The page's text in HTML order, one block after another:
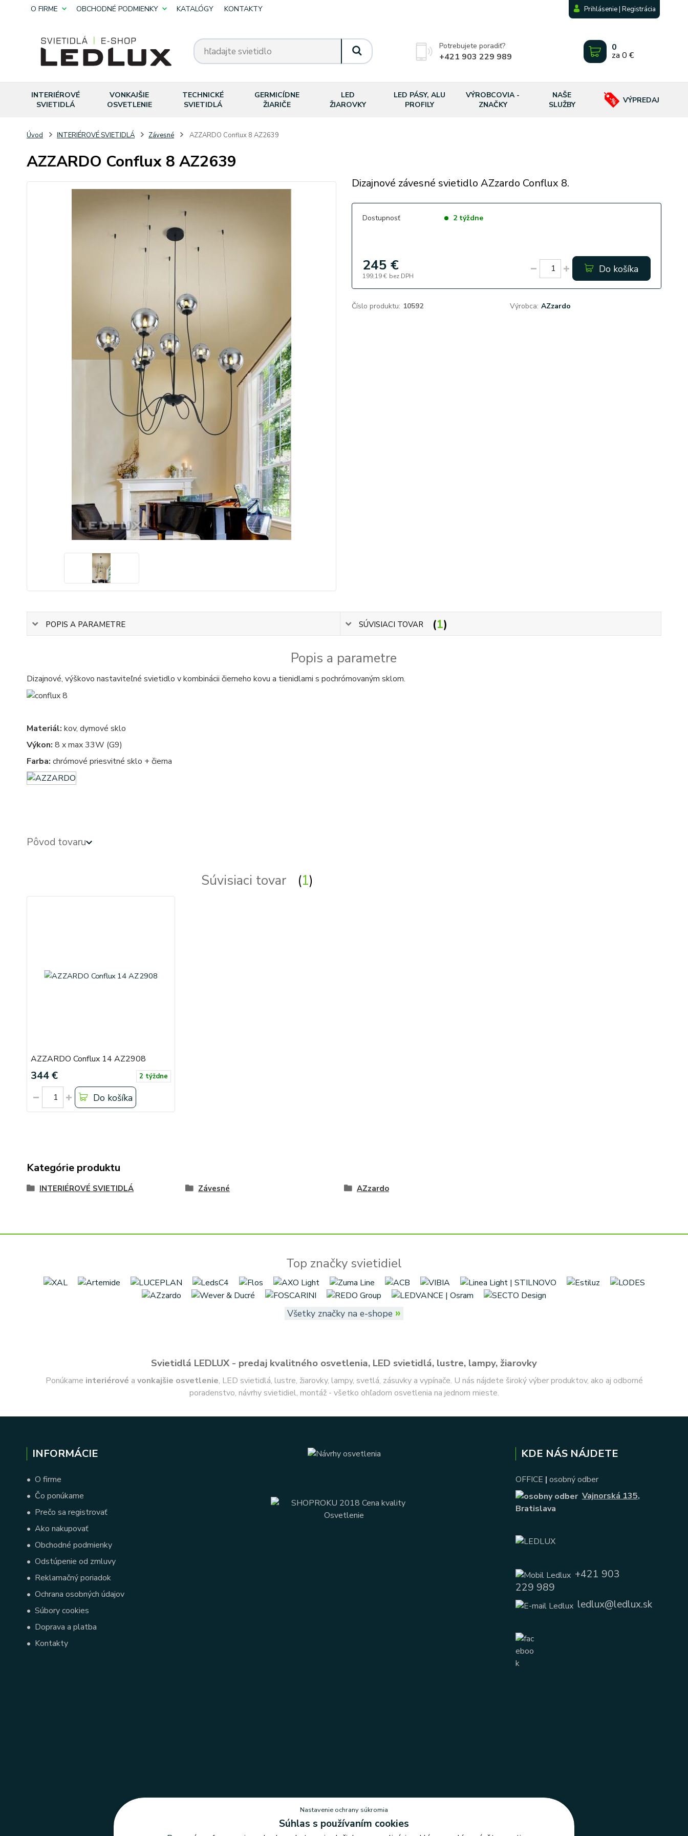
O FIRME OBCHODNÉ PODMIENKY KATALÓGY KONTAKTY Prihlásenie | Registrácia
Potrebujete poradiť?
+421 903 229 989
0
za 0 €
INTERIÉROVÉ
SVIETIDLÁ
VONKAJŠIE
OSVETLENIE
TECHNICKÉ
SVIETIDLÁ
GERMICÍDNE
ŽIARIČE
LED
ŽIAROVKY
LED PÁSY, ALU
PROFILY
VÝROBCOVIA -
ZNAČKY
NAŠE
SLUŽBY
VÝPREDAJ
Úvod INTERIÉROVÉ SVIETIDLÁ Závesné AZZARDO Conflux 8 AZ2639
AZZARDO Conflux 8 AZ2639
Dizajnové závesné svietidlo AZzardo Conflux 8.
Dostupnosť 2 týždne
245 €
199,19 € bez DPH
Do košíka
Číslo produktu: 10592 Výrobca: AZzardo
POPIS A PARAMETRE SÚVISIACI TOVAR 1
Popis a parametre
Dizajnové, výškovo nastaviteľné svietidlo v kombinácii čierneho kovu a tienidlami s pochrómovaným sklom.
Materiál: kov, dymové sklo
Výkon: 8 x max 33W (G9)
Farba: chrómové priesvitné sklo + čierna
Pôvod tovaru
Súvisiaci tovar 1
AZZARDO Conflux 14 AZ2908
344 € 2 týždne
Do košíka
Kategórie produktu
INTERIÉROVÉ SVIETIDLÁ Závesné AZzardo
Top značky svietidiel
Všetky značky na e-shope »
Svietidlá LEDLUX - predaj kvalitného osvetlenia, LED svietidlá, lustre, lampy, žiarovky
Ponúkame interiérové a vonkajšie osvetlenie, LED svietidlá, lustre, žiarovky, lampy, svetlá, zásuvky a vypínače. U nás nájdete široký výber produktov, ako aj odborné
poradenstvo, návrhy svietidiel, montáž - všetko ohľadom osvetlenia na jednom mieste.
INFORMÁCIE
• O firme
• Čo ponúkame
• Prečo sa registrovať
• Ako nakupovať
• Obchodné podmienky
• Odstúpenie od zmluvy
• Reklamačný poriadok
• Ochrana osobných údajov
• Súbory cookies
• Doprava a platba
• Kontakty
KDE NÁS NÁJDETE
OFFICE | osobný odber
Vajnorská 135,
Bratislava
+421 903
229 989
ledlux@ledlux.sk
Nastavenie ochrany súkromia
Súhlas s používaním cookies